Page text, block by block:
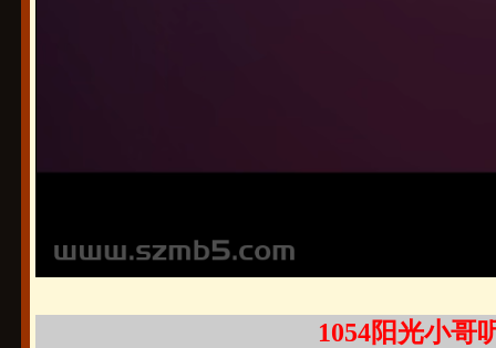
1054阳光小哥